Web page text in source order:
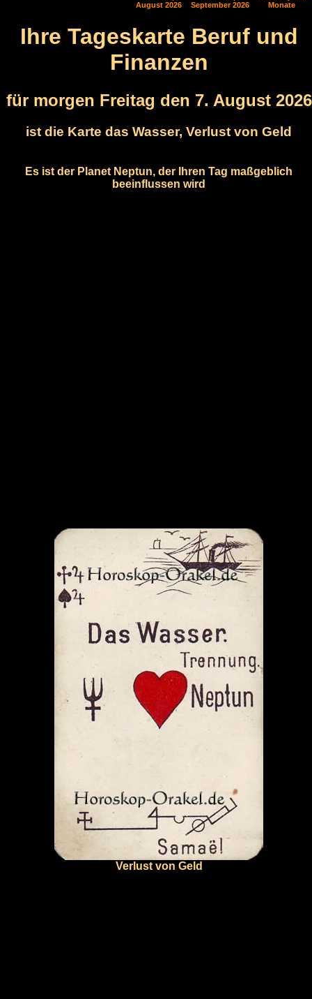
August 2026
September 2026
Monate
Ihre Tageskarte Beruf und
Finanzen
für morgen Freitag den 7. August 2026
ist die Karte das Wasser, Verlust von Geld
Es ist der Planet Neptun, der Ihren Tag maßgeblich
beeinflussen wird
Verlust von Geld